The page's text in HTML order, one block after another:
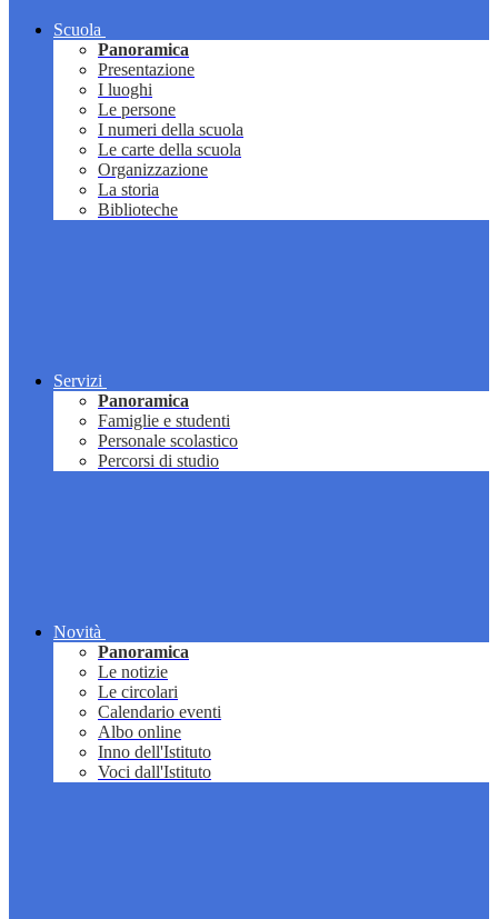
Scuola
Panoramica
Presentazione
I luoghi
Le persone
I numeri della scuola
Le carte della scuola
Organizzazione
La storia
Biblioteche
Servizi
Panoramica
Famiglie e studenti
Personale scolastico
Percorsi di studio
Novità
Panoramica
Le notizie
Le circolari
Calendario eventi
Albo online
Inno dell'Istituto
Voci dall'Istituto